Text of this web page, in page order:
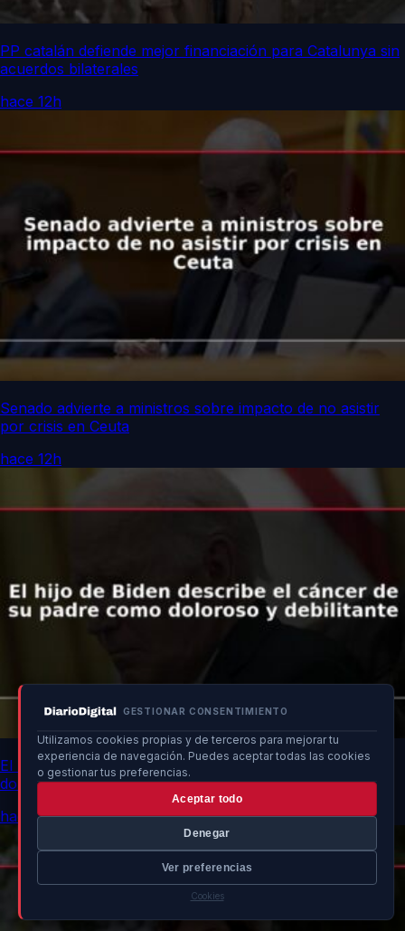
GESTIONAR CONSENTIMIENTO
Utilizamos cookies propias y de terceros para mejorar tu
experiencia de navegación. Puedes aceptar todas las cookies
o gestionar tus preferencias.
Aceptar todo
Denegar
Ver preferencias
Cookies
PP catalán defiende mejor financiación para Catalunya sin
acuerdos bilaterales
hace 12h
Senado advierte a ministros sobre impacto de no asistir
por crisis en Ceuta
hace 12h
El hijo de Biden describe el cáncer de su padre como
doloroso y debilitante
hace 12h